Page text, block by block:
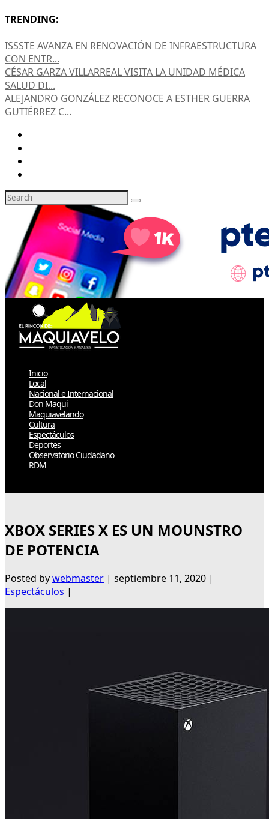
TRENDING:
ISSSTE AVANZA EN RENOVACIÓN DE INFRAESTRUCTURA
CON ENTR...
CÉSAR GARZA VILLARREAL VISITA LA UNIDAD MÉDICA
SALUD DI...
ALEJANDRO GONZÁLEZ RECONOCE A ESTHER GUERRA
GUTIÉRREZ C...
Inicio
Local
Nacional e Internacional
Don Maqui
Maquiavelando
Cultura
Espectáculos
Deportes
Observatorio Ciudadano
RDM
XBOX SERIES X ES UN MOUNSTRO
DE POTENCIA
Posted bywebmaster | septiembre 11, 2020 |
Espectáculos |